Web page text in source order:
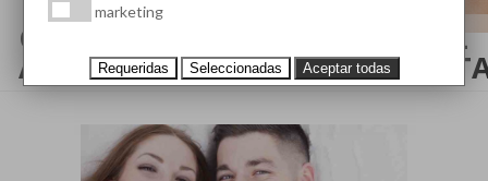
CONSEJOS PARA COMENZAR EL
AÑO CON UNA SONRISA
marketing
Requeridas Seleccionadas Aceptar todas